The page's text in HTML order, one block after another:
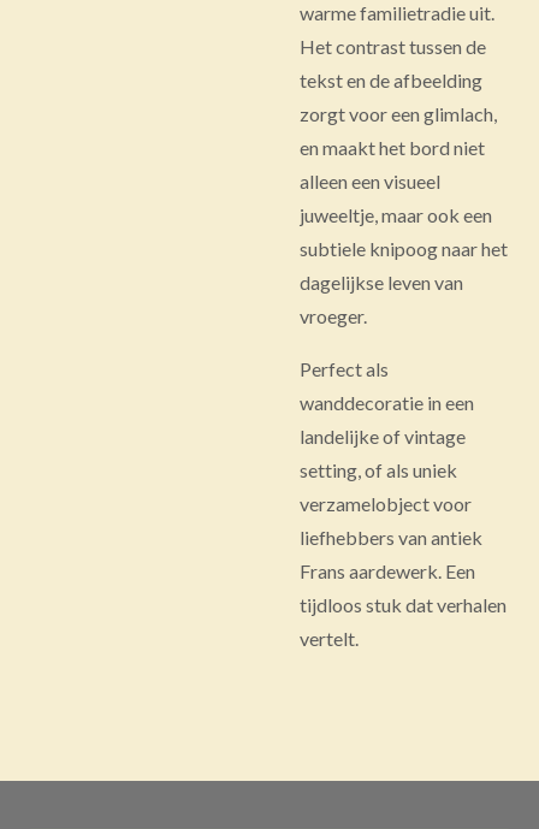
warme familietradie uit.
Het contrast tussen de
tekst en de afbeelding
zorgt voor een glimlach,
en maakt het bord niet
alleen een visueel
juweeltje, maar ook een
subtiele knipoog naar het
dagelijkse leven van
vroeger.
Perfect als
wanddecoratie in een
landelijke of vintage
setting, of als uniek
verzamelobject voor
liefhebbers van antiek
Frans aardewerk. Een
tijdloos stuk dat verhalen
vertelt.